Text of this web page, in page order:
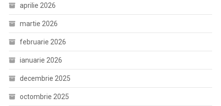
aprilie 2026
martie 2026
februarie 2026
ianuarie 2026
decembrie 2025
octombrie 2025